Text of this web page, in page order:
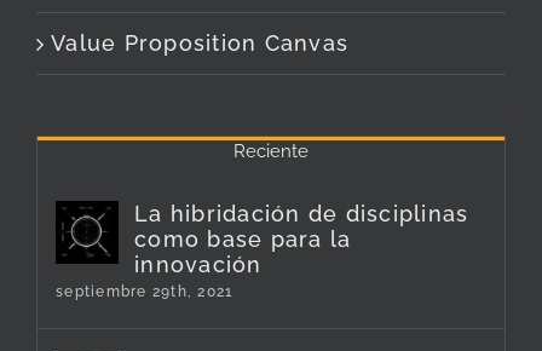
Value Proposition Canvas
Reciente
La hibridación de disciplinas
como base para la
innovación
septiembre 29th, 2021